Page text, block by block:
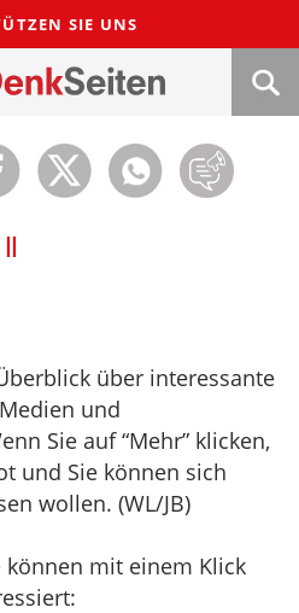
SIE UNS
über interessante
und
Sie auf “Mehr” klicken,
und Sie können sich
wollen. (WL/JB)
können mit einem Klick